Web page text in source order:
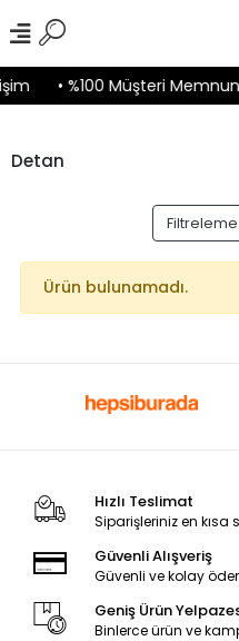
• %100 Müşteri
Detan
Filtreleme
Ürün bulunamadı.
Hızlı Teslimat
Siparişleriniz en kısa
Güvenli Alışveriş
Güvenli ve kolay
Geniş Ürün
Binlerce ürün ve